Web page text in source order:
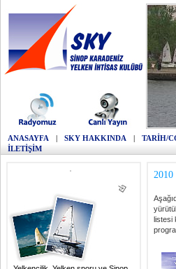
ANASAYFA | SKY HAKKINDA | TARİH/
İLETİŞİM
2010
listesi